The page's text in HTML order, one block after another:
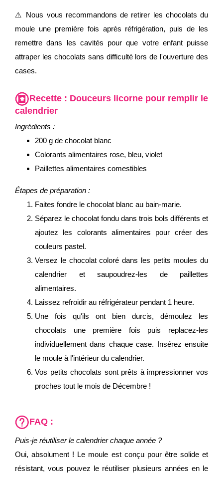
⚠️ Nous vous recommandons de retirer les chocolats du
moule une première fois après réfrigération, puis de les
remettre dans les cavités pour que votre enfant puisse
attraper les chocolats sans difficulté lors de l'ouverture des
cases.
Recette : Douceurs licorne pour remplir le
calendrier
Ingrédients :
200 g de chocolat blanc
Colorants alimentaires rose, bleu, violet
Paillettes alimentaires comestibles
Étapes de préparation :
Faites fondre le chocolat blanc au bain-marie.
Séparez le chocolat fondu dans trois bols différents et
ajoutez les colorants alimentaires pour créer des
couleurs pastel.
Versez le chocolat coloré dans les petits moules du
calendrier et saupoudrez-les de paillettes
alimentaires.
Laissez refroidir au réfrigérateur pendant 1 heure.
Une fois qu'ils ont bien durcis, démoulez les
chocolats une première fois puis replacez-les
individuellement dans chaque case. Insérez ensuite
le moule à l'intérieur du calendrier.
Vos petits chocolats sont prêts à impressionner vos
proches tout le mois de Décembre !
FAQ :
Puis-je réutiliser le calendrier chaque année ?
Oui, absolument ! Le moule est conçu pour être solide et
résistant, vous pouvez le réutiliser plusieurs années en le